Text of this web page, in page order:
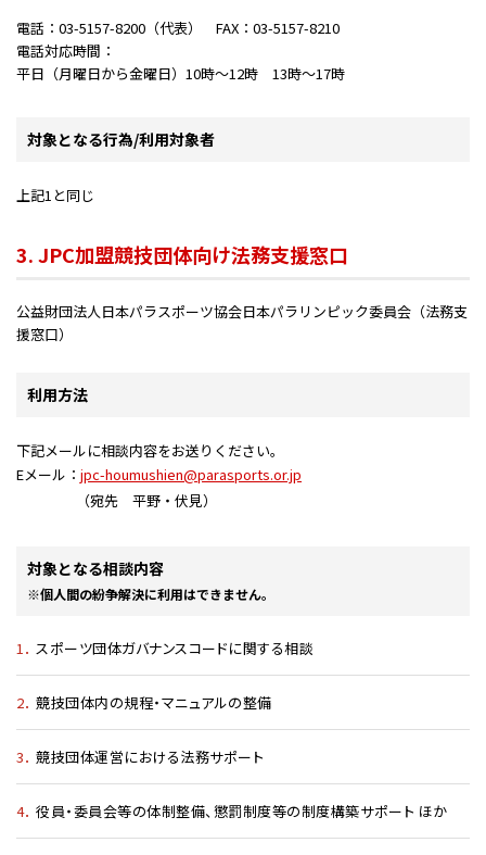
電話：03-5157-8200（代表） FAX：03-5157-8210
電話対応時間：
平日（月曜日から金曜日）10時～12時 13時～17時
対象となる行為/利用対象者
上記1と同じ
3. JPC加盟競技団体向け法務支援窓口
公益財団法人日本パラスポーツ協会日本パラリンピック委員会（法務支
援窓口）
利用方法
下記メールに相談内容をお送りください。
Eメール： jpc-houmushien@parasports.or.jp
（宛先 平野・伏見）
対象となる相談内容
※個人間の紛争解決に利用はできません。
1． スポーツ団体ガバナンスコードに関する相談
2． 競技団体内の規程・マニュアルの整備
3． 競技団体運営における法務サポート
4． 役員・委員会等の体制整備、懲罰制度等の制度構築サポート ほか